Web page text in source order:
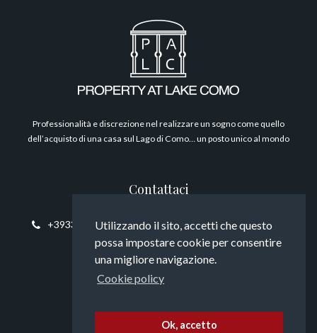
Utilizzando il sito, accetti che questo
possa impostare cookie per consentire
una migliore navigazione.
Cookie policy
Ok, accetto
Filosofia
Professionalità e discrezione nel realizzare un sogno come quello
dell’acquisto di una casa sul Lago di Como… un posto unico al mondo
Contattaci
+393394817794 info@propertyatlakecomo.com
Seguici